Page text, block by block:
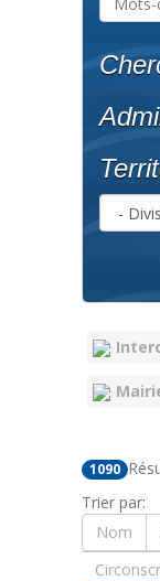
1090
Trier par:
Nom